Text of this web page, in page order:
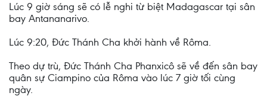
Lúc 9 giờ sáng sẽ có lễ nghi từ biệt Madagascar tại sân
bay Antananarivo.
Lúc 9:20, Đức Thánh Cha khởi hành về Rôma.
Theo dự trù, Đức Thánh Cha Phanxicô sẽ về đến sân bay
quân sự Ciampino của Rôma vào lúc 7 giờ tối cùng
ngày.